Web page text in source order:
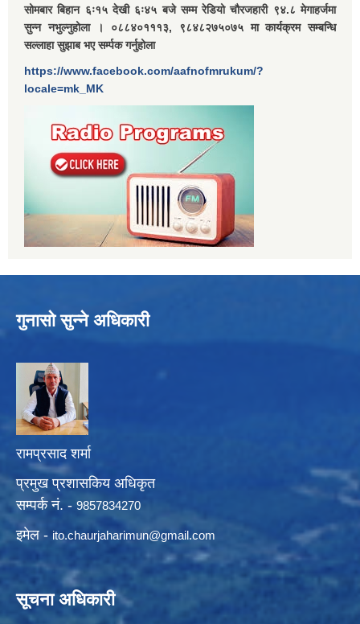
सोमबार बिहान ६ः१५ देखी ६ः४५ बजे सम्म रेडियो चौरजहारी ९४.८ मेगाहर्जमा
सुन्न नभुल्नुहोला । ०८८४०१११३, ९८४८२७५०७५ मा कार्यक्रम सम्बन्धि
सल्लाहा सुझाब भए सर्म्पक गर्नुहोला
https://www.facebook.com/aafnofmrukum/?
locale=mk_MK
गुनासो सुन्ने अधिकारी
रामप्रसाद शर्मा
प्रमुख प्रशासकिय अधिकृत
सम्पर्क नं. - 9857834270
इमेल - ito.chaurjaharimun@gmail.com
सूचना अधिकारी